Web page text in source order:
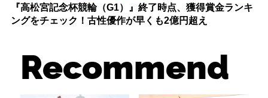
『高松宮記念杯競輪（G1）』終了時点、獲得賞金ランキ
ングをチェック！古性優作が早くも2億円超え
Recommend